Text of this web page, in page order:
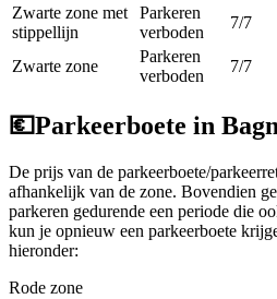
Zwarte zone met
stippellijn
Parkeren
verboden
7/7
Zwarte zone
Parkeren
verboden
7/7
💶Parkeerboete in
De prijs van de parkeerboete/
afhankelijk van de zone. Bovendien
parkeren gedurende een periode die
kun je opnieuw een parkeerboete
hieronder:
Rode zone